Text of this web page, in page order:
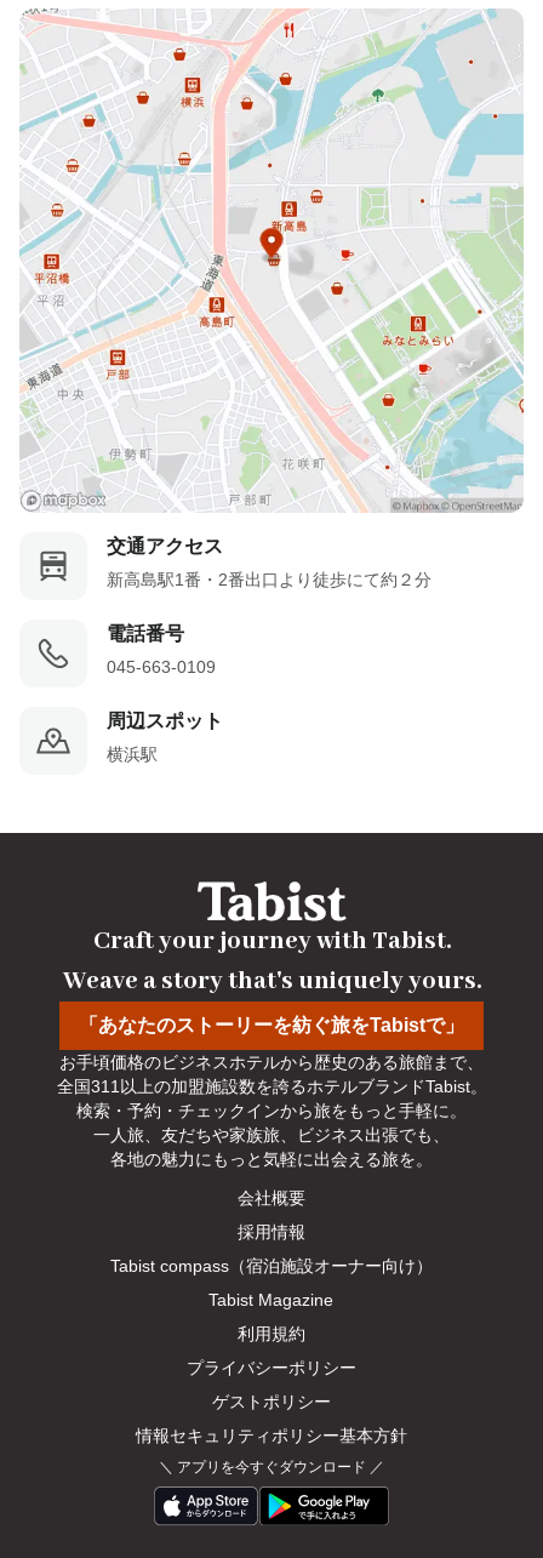
交通アクセス
新高島駅1番・2番出口より徒歩にて約２分
電話番号
045-663-0109
周辺スポット
横浜駅
「あなたのストーリーを紡ぐ旅をTabistで」
Craft your journey with Tabist.
Weave a story that's uniquely yours.
お手頃価格のビジネスホテルから歴史のある旅館まで、
全国311以上の加盟施設数を誇るホテルブランドTabist。
検索・予約・チェックインから旅をもっと手軽に。
一人旅、友だちや家族旅、ビジネス出張でも、
各地の魅力にもっと気軽に出会える旅を。
＼ アプリを今すぐダウンロード ／
会社概要
採用情報
Tabist compass（宿泊施設オーナー向け）
Tabist Magazine
利用規約
プライバシーポリシー
ゲストポリシー
情報セキュリティポリシー基本方針